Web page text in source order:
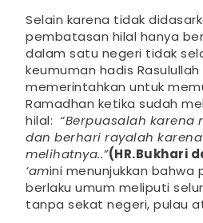
Selain karena tidak
pembatasan hilal hanya
dalam satu negeri tidak
keumuman hadis
memerintahkan untuk
Ramadhan ketika sudah
hilal: “Berpuasalah
dan berhari rayalah karena
melihatnya..”(HR.Bukhari
‘amini menunjukkan bahwa
berlaku umum meliputi
tanpa sekat negeri, pulau